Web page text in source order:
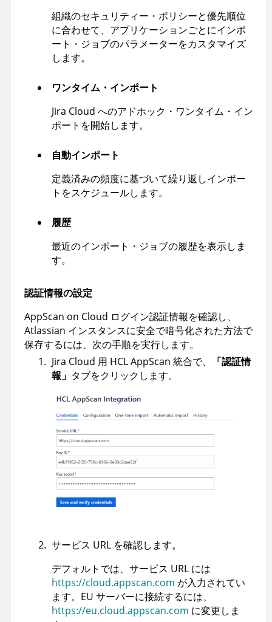
組織のセキュリティー・ポリシーと優先順位
に合わせて、アプリケーションごとにインポ
ート・ジョブのパラメーターをカスタマイズ
します。
ワンタイム・インポート
Jira Cloud へのアドホック・ワンタイム・イン
ポートを開始します。
自動インポート
定義済みの頻度に基づいて繰り返しインポー
トをスケジュールします。
履歴
最近のインポート・ジョブの履歴を表示しま
す。
認証情報の設定
AppScan on Cloud ログイン認証情報を確認し、
Atlassian インスタンスに安全で暗号化された方法で
保存するには、次の手順を実行します。
Jira Cloud 用 HCLAppScan 統合で、
「認証情
報」 タブをクリックします。
サービス URL を確認します。
デフォルトでは、サービス URL には
https://cloud.appscan.com が入力されてい
ます。EU サーバーに接続するには、
https://eu.cloud.appscan.com に変更しま